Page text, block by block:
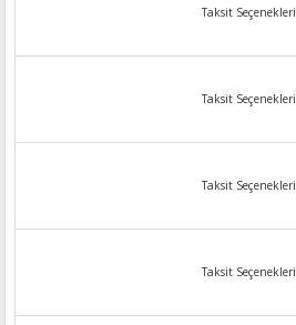
Taksit Seçenekleri
Taksit Seçenekleri
Taksit Seçenekleri
Taksit Seçenekleri